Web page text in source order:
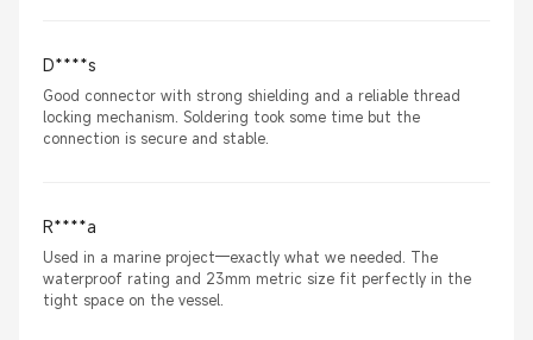
D****s
Good connector with strong shielding and a reliable thread
locking mechanism. Soldering took some time but the
connection is secure and stable.
R****a
Used in a marine project—exactly what we needed. The
waterproof rating and 23mm metric size fit perfectly in the
tight space on the vessel.